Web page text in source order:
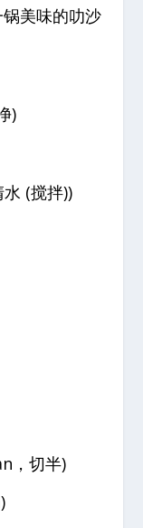
美味的叻沙
)
(搅拌))
，切半)